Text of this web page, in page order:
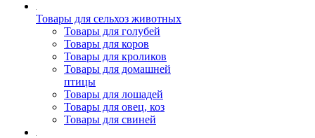
Товары для сельхоз животных
Товары для голубей
Товары для коров
Товары для кроликов
Товары для домашней
птицы
Товары для лошадей
Товары для овец, коз
Товары для свиней